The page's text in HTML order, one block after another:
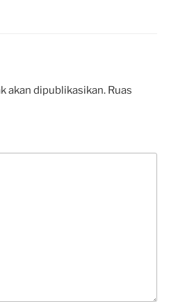
akan dipublikasikan. Ruas